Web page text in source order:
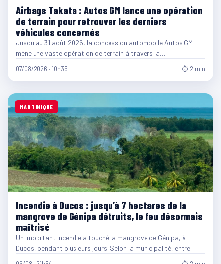
Airbags Takata : Autos GM lance une opération
de terrain pour retrouver les derniers
véhicules concernés
Jusqu'au 31 août 2026, la concession automobile Autos GM
mène une vaste opération de terrain à travers la…
07/08/2026 · 10h35 ⏱ 2 min
MARTINIQUE
Incendie à Ducos : jusqu’à 7 hectares de la
mangrove de Génipa détruits, le feu désormais
maîtrisé
Un important incendie a touché la mangrove de Génipa, à
Ducos, pendant plusieurs jours. Selon la municipalité, entre…